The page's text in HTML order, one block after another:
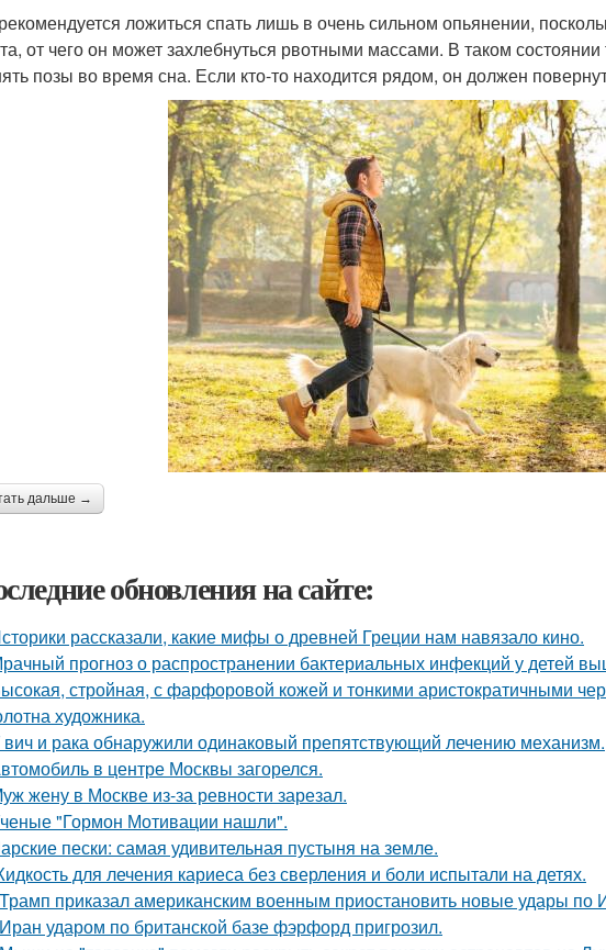
ложиться спать лишь в очень сильном опьянении,
от чего он может захлебнуться рвотными массами. В таком
позы во время сна. Если кто-то находится рядом, он должен
дальше →
обновления на сайте:
рассказали, какие мифы о древней Греции нам навязало кино.
прогноз о распространении бактериальных инфекций у детей
стройная, с фарфоровой кожей и тонкими аристократичными
художника.
и рака обнаружили одинаковый препятствующий лечению механизм.
в центре Москвы загорелся.
жену в Москве из-за ревности зарезал.
"Гормон Мотивации нашли".
пески: самая удивительная пустыня на земле.
для лечения кариеса без сверления и боли испытали на детях.
Трамп приказал американским военным приостановить новые удары по
Иран ударом по британской базе фэрфорд пригрозил.